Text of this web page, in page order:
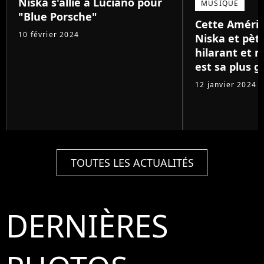
"Blue Porsche"
10 février 2024
MUSIQUE
Cette
Niska et
hilarant et
est sa plus
12 janvier 2024
TOUTES LES ACTUALITÉS
DERNIÈRES